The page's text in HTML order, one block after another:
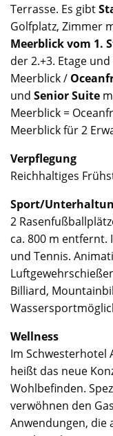
Terrasse. Es gibt
Golfplatz, Zimmer
Meerblick vom 1.
der 2.+3. Etage
Meerblick /
undSenior Suite
Meerblick =
Meerblick für 2
Verpflegung
Reichhaltiges
Sport/
2
ca. 800 m entfernt.
und Tennis.
Billiard,
Wellness
Im Schwesterhotel
heißt das neue
Wohlbefinden.
verwöhnen den
Anwendungen, die